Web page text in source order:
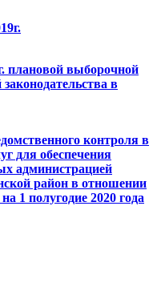
плановой выборочной
в
контроля в
для обеспечения
администрацией
район в отношении
1 полугодие 2020 года